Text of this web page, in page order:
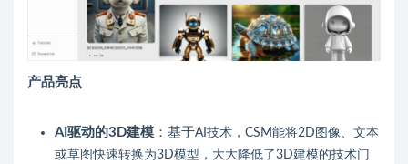
产品亮点
AI驱动的3D建模 ：基于AI技术，CSM能将2D图像、文本
或草图快速转换为3D模型，大大降低了3D建模的技术门